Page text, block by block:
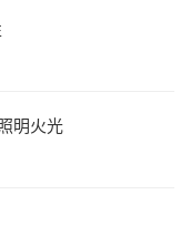
明火光